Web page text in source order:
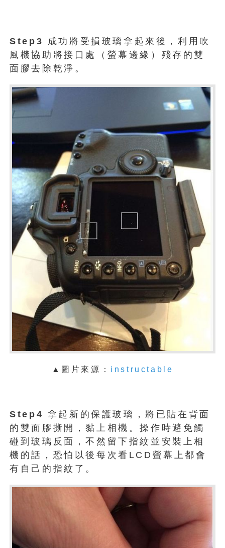
Step3
成功將受損玻璃拿起來後，利用吹
風機協助將接口處（螢幕邊緣）殘存的雙
面膠去除乾淨。
▲ 圖片來源： instructable
Step4 拿起新的保護玻璃，將已貼在背面
的雙面膠撕開，黏上相機。操作時避免觸
碰到玻璃反面，不然留下指紋並安裝上相
機的話，恐怕以後每次看LCD螢幕上都會
有自己的指紋了。